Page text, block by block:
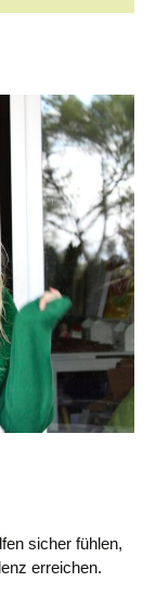
sicher fühlen,
erreichen.